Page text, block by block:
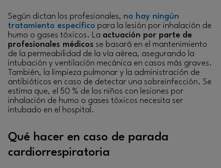
Según dictan los profesionales, no hay ningún
tratamiento específico para la lesión por inhalación de
humo o gases tóxicos. La actuación por parte de
profesionales médicos se basará en el mantenimiento
de la permeabilidad de la vía aérea, asegurando la
intubación y ventilación mecánica en casos más graves.
También, la limpieza pulmonar y la administración de
antibióticos en caso de detectar una sobreinfección. Se
estima que, el 50 % de los niños con lesiones por
inhalación de humo o gases tóxicos necesita ser
intubado en el hospital.
Qué hacer en caso de parada
cardiorrespiratoria